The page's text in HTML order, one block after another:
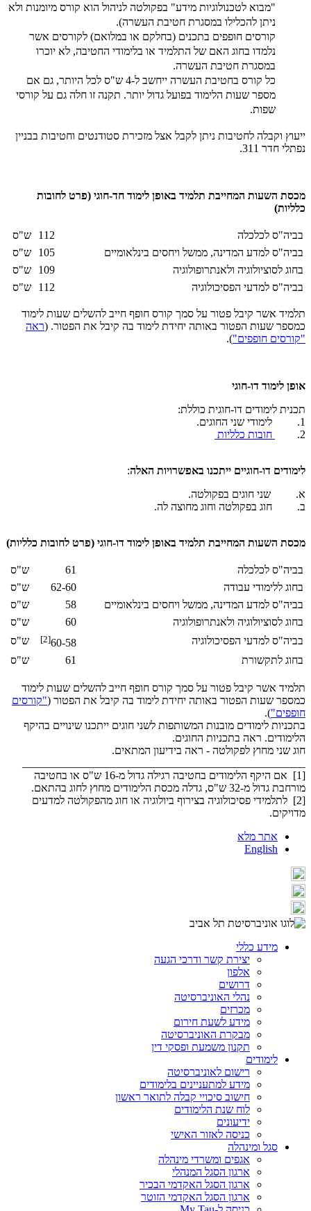
"מבוא לטכנולוגיות מידע" בפקולטה לניהול הוא קורס מיומנות ולא
ניתן להכלילו במסגרת חטיבת העשרה).
קורסים חופפים בתכנים (בחלקם או במלואם) לקורסים אשר
נלמדו בחוג האם של התלמיד או בלימודי החטיבה, לא יוכרו
במסגרת חטיבת העשרה.
כל קורס בחטיבת העשרה ייחשב ל-4 ש"ס לכל היותר, גם אם
מספר שעות הלימוד בפועל גדול יותר. תקנה זו חלה גם על קורסי
שפות.
ייעוץ וקבלה לחטיבות ניתן לקבל אצל מזכירת סטודנטים וחטיבות בבניין
נפתלי חדר 311.
מכסת השעות המחייבת תלמיד באופן לימוד חד-חוגי (פרט לחובות
כלליות)
בביה"ס לכלכלה 112
ש"ס
בביה"ס למדע המדינה, ממשל ויחסים בינלאומיים
105
ש"ס
בחוג לסוציולוגיה ולאנתרופולוגיה
109
ש"ס
בביה"ס למדעי הפסיכולוגיה
112 ש"ס
תלמיד אשר קיבל פטור על סמך קורס חופף חייב להשלים שעות לימוד
כמספר שעות הפטור באותה יחידת לימוד בה קיבל את הפטור. (ראה
"קורסים חופפים").
אופן לימוד דו-חוגי
תכנית לימודים דו-חוגית כוללת:
1. לימודי שני החוגים.
2.
חובות כלליות
לימודים דו-חוגיים ייתכנו באפשרויות האלה:
א. שני חוגים בפקולטה.
ב. חוג בפקולטה וחוג מחוצה לה.
מכסת השעות המחייבת תלמיד באופן לימוד דו-חוגי (פרט לחובות כלליות)
בביה"ס לכלכלה 61
ש"ס
בחוג ללימודי עבודה
62-60
ש"ס
בביה"ס למדע המדינה, ממשל ויחסים בינלאומיים
58
ש"ס
בחוג לסוציולוגיה ולאנתרופולוגיה
60
ש"ס
בביה"ס למדעי הפסיכולוגיה
60-58
[2]
ש"ס
בחוג לתקשורת
61 ש"ס
תלמיד אשר קיבל פטור על סמך קורס חופף חייב להשלים שעות לימוד
כמספר שעות הפטור באותה יחידת לימוד בה קיבל את הפטור ("קורסים
חופפים").
בתכניות לימודים מובנות המשותפות לשני חוגים ייתכנו שינויים בהיקף
הלימודים. ראה בתכניות החוגים.
חוג שני מחוץ לפקולטה - ראה בידיעון המתאים.
[1] אם היקף הלימודים בחטיבה רגילה גדול מ-16 ש"ס או בחטיבה
מורחבת גדול מ-32 ש"ס, גדלה מכסת הלימודים מחוץ לחוג בהתאם.
[2] לתלמידי פסיכולוגיה בצירוף ביולוגיה או חוג מהפקולטה למדעים
מדויקים.
אתר מלא
English
מידע כללי
יצירת קשר ודרכי הגעה
אלפון
דרושים
נהלי האוניברסיטה
מכרזים
מידע לשעת חירום
מבקרת האוניברסיטה
תקנון משמעת ופסקי דין
לימודים
רישום לאוניברסיטה
מידע למתעניינים בלימודים
חישוב סיכויי קבלה לתואר ראשון
לוח שנת הלימודים
ידיעונים
כניסה לאזור האישי
סגל ומינהלה
אגפים ומשרדי מינהלה
ארגון הסגל המנהלי
ארגון הסגל האקדמי הבכיר
ארגון הסגל האקדמי הזוטר